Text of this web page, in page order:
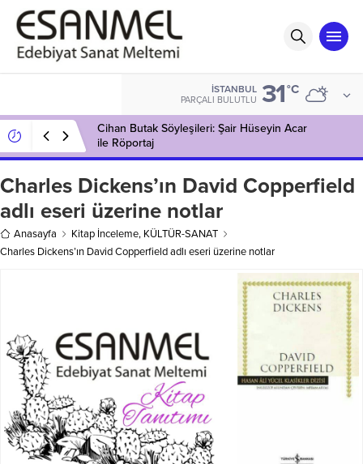
İSTANBUL
PARÇALI BULUTLU 31°C
Cihan Butak Söyleşileri: Şair Hüseyin Acar
ile Röportaj
Charles Dickens’ın David Copperfield
adlı eseri üzerine notlar
Anasayfa Kitap İnceleme, KÜLTÜR-SANAT
Charles Dickens’ın David Copperfield adlı eseri üzerine notlar